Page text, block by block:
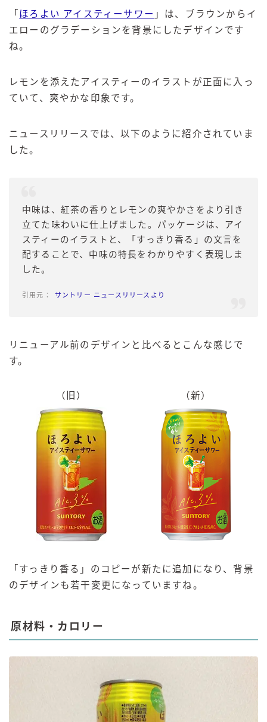
「 ほろよい アイスティーサワー 」は、ブラウンからイ
エローのグラデーションを背景にしたデザインです
ね。
レモンを添えたアイスティーのイラストが正面に入っ
ていて、爽やかな印象です。
ニュースリリースでは、以下のように紹介されていま
した。
中味は、紅茶の香りとレモンの爽やかさをより引き
立てた味わいに仕上げました。パッケージは、アイ
スティーのイラストと、「すっきり香る」の文言を
配することで、中味の特長をわかりやすく表現しま
した。
サントリー ニュースリリースより
リニューアル前のデザインと比べるとこんな感じで
す。
（旧） （新）
「すっきり香る」のコピーが新たに追加になり、背景
のデザインも若干変更になっていますね。
原材料・カロリー